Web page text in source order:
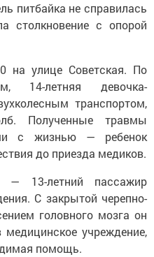
питбайка не справилась
столкновение с опорой
на улице Советская. По
14-летняя девочка-
транспортом,
Полученные травмы
с жизнью — ребенок
до приезда медиков.
— 13-летний пассажир
С закрытой черепно-
головного мозга он
учреждение,
помощь.